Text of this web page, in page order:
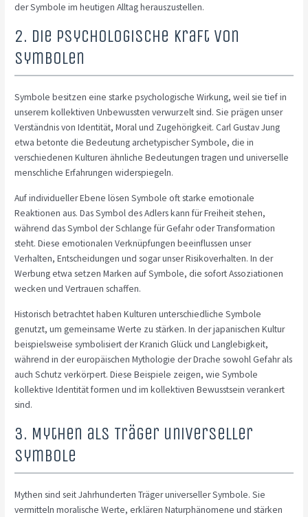
der Symbole im heutigen Alltag herauszustellen.
2. Die psychologische Kraft von
Symbolen
Symbole besitzen eine starke psychologische Wirkung, weil sie tief in
unserem kollektiven Unbewussten verwurzelt sind. Sie prägen unser
Verständnis von Identität, Moral und Zugehörigkeit. Carl Gustav Jung
etwa betonte die Bedeutung archetypischer Symbole, die in
verschiedenen Kulturen ähnliche Bedeutungen tragen und universelle
menschliche Erfahrungen widerspiegeln.
Auf individueller Ebene lösen Symbole oft starke emotionale
Reaktionen aus. Das Symbol des Adlers kann für Freiheit stehen,
während das Symbol der Schlange für Gefahr oder Transformation
steht. Diese emotionalen Verknüpfungen beeinflussen unser
Verhalten, Entscheidungen und sogar unser Risikoverhalten. In der
Werbung etwa setzen Marken auf Symbole, die sofort Assoziationen
wecken und Vertrauen schaffen.
Historisch betrachtet haben Kulturen unterschiedliche Symbole
genutzt, um gemeinsame Werte zu stärken. In der japanischen Kultur
beispielsweise symbolisiert der Kranich Glück und Langlebigkeit,
während in der europäischen Mythologie der Drache sowohl Gefahr als
auch Schutz verkörpert. Diese Beispiele zeigen, wie Symbole
kollektive Identität formen und im kollektiven Bewusstsein verankert
sind.
3. Mythen als Träger universeller
Symbole
Mythen sind seit Jahrhunderten Träger universeller Symbole. Sie
vermitteln moralische Werte, erklären Naturphänomene und stärken